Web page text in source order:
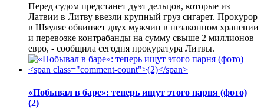
Перед судом предстанет дуэт дельцов, которые из
Латвии в Литву ввезли крупный груз сигарет. Прокурор
в Шяуляе обвиняет двух мужчин в незаконном хранении
и перевозке контрабанды на сумму свыше 2 миллионов
евро, - сообщила сегодня прокуратура Литвы.
«Побывал в баре»: теперь ищут этого парня (фото)
(2)